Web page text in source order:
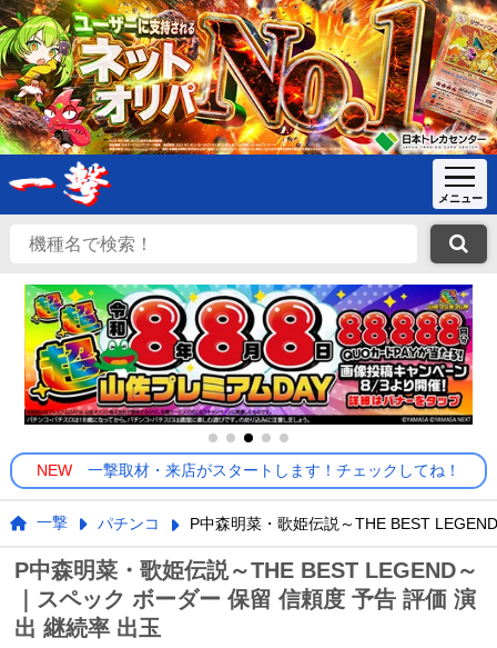
NEW 一撃取材・来店がスタートします！チェックしてね！
一撃 パチンコ P中森明菜・歌姫伝説～THE BEST
P中森明菜・歌姫伝説～THE BEST LEGEND～
｜スペック ボーダー 保留 信頼度 予告 評価 演
出 継続率 出玉